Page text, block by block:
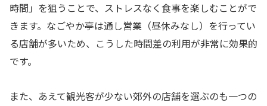
時間」を狙うことで、ストレスなく食事を楽しむことがで
きます。なごやか亭は通し営業（昼休みなし）を行ってい
る店舗が多いため、こうした時間差の利用が非常に効果的
です。
また、あえて観光客が少ない郊外の店舗を選ぶのも一つの